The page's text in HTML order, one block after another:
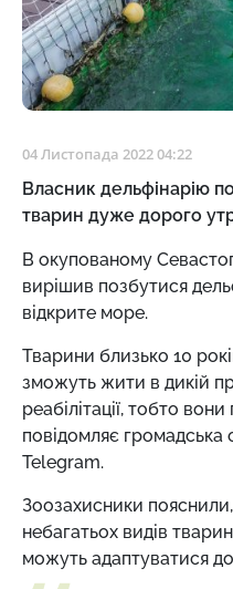
04 Листопада 2022 04:22
Власник дельфінарію
тварин дуже дорого
В окупованому
вирішив позбутися
відкрите море.
Тварини близько 10
зможуть жити в дикій
реабілітації, тобто
повідомляє громадська
Telegram.
Зоозахисники
небагатьох видів
можуть адаптуватися